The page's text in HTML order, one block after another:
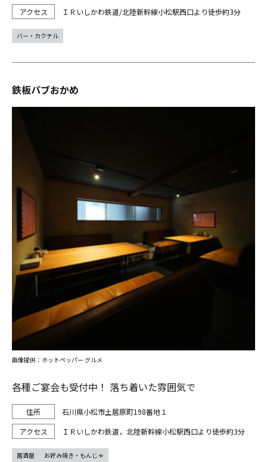
ＩＲいしかわ鉄道/北陸新幹線小松駅西口より徒歩約3分
バー・カクテル
鉄板パブおかめ
各種ご宴会も受付中！ 落ち着いた雰囲気で
石川県小松市土居原町198番地１
ＩＲいしかわ鉄道，北陸新幹線小松駅西口より徒歩約3分
画像提供：ホットペッパー グルメ
居酒屋 お好み焼き・もんじゃ